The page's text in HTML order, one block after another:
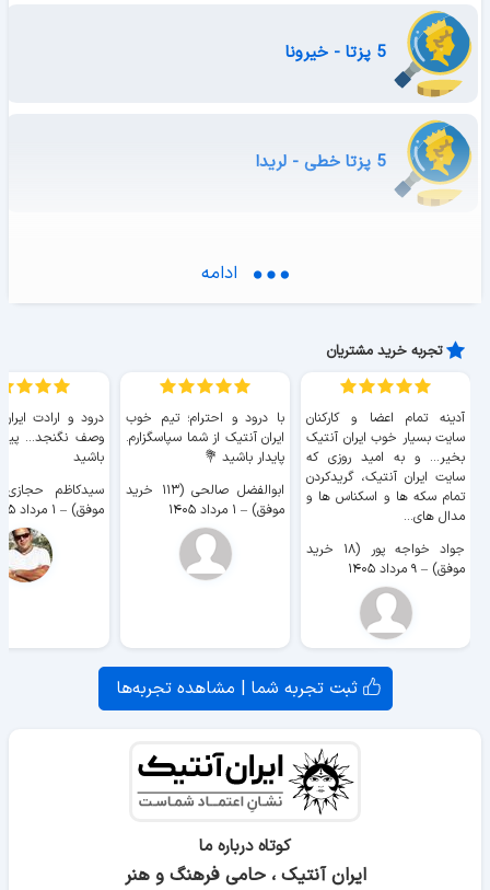
5 پزتا - خیرونا
5 پزتا خطی - لریدا
5 پزتا - تاراگونا
5 پزتا - مایورکا
ادامه
تجربه خرید مشتریان
آدینه تمام اعضا و کارکنان
سایت بسیار خوب ايران آنتیک
بخیر... و به امید روزی که
سایت ايران آنتیک، گریدکردن
تمام سکه ها و اسکناس ها و
مدال های...
جواد خواجه پور (۱۸ خرید
موفق) – ۹ مرداد ۱۴۰۵
با درود و احترام؛ تیم خوب
ایران آنتیک از شما سپاسگزارم.
پایدار باشید 💐
ابوالفضل صالحی (۱۱۳ خرید
موفق) – ۱ مرداد ۱۴۰۵
درود و ارادت
وصف نگنجد...
باشید
موفق) – ۱ مرداد ۱۴۰۵
ثبت تجربه شما | مشاهده تجربه‌ها
کوتاه درباره ما
ایران آنتیک ، حامی فرهنگ و هنر